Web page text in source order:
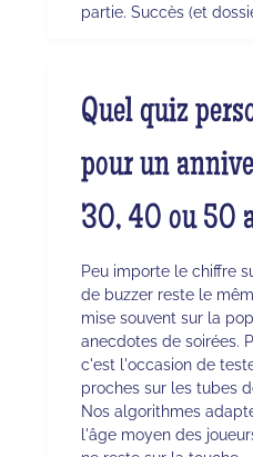
partie. Succès (et
Quel quiz
pour un
30, 40 ou 50
Peu importe le chiffre
de buzzer reste le
mise souvent sur la
anecdotes de soirées.
c'est l'occasion de
proches sur les tubes
Nos algorithmes
l'âge moyen des